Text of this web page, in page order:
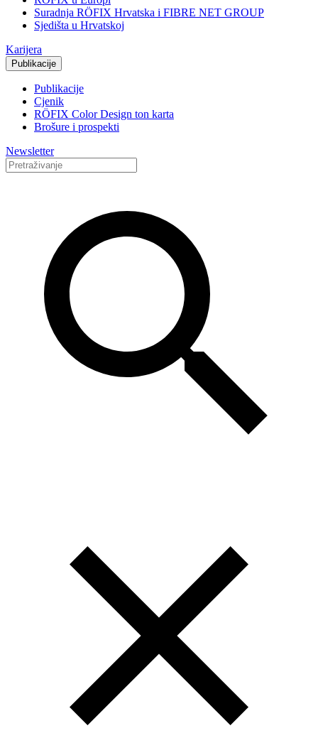
Suradnja RÖFIX Hrvatska i FIBRE NET GROUP
Sjedišta u Hrvatskoj
Karijera
Publikacije
Publikacije
Cjenik
RÖFIX Color Design ton karta
Brošure i prospekti
Newsletter